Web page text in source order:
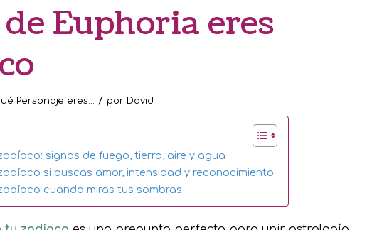
Euphoria eres
Personaje eres... / por David
signos de fuego, tierra, aire y agua
si buscas amor, intensidad y reconocimiento
cuando miras tus sombras